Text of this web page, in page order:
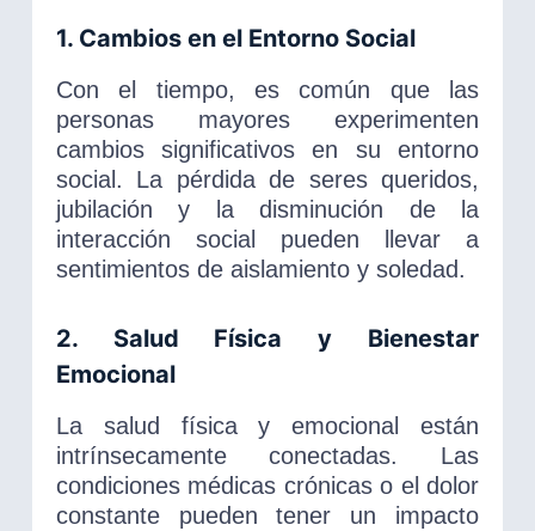
1. Cambios en el Entorno Social
Con el tiempo, es común que las
personas mayores experimenten
cambios significativos en su entorno
social. La pérdida de seres queridos,
jubilación y la disminución de la
interacción social pueden llevar a
sentimientos de aislamiento y soledad.
2. Salud Física y Bienestar
Emocional
La salud física y emocional están
intrínsecamente conectadas. Las
condiciones médicas crónicas o el dolor
constante pueden tener un impacto